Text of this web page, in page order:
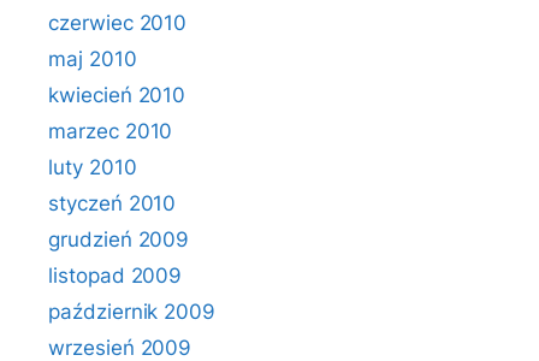
czerwiec 2010
maj 2010
kwiecień 2010
marzec 2010
luty 2010
styczeń 2010
grudzień 2009
listopad 2009
październik 2009
wrzesień 2009